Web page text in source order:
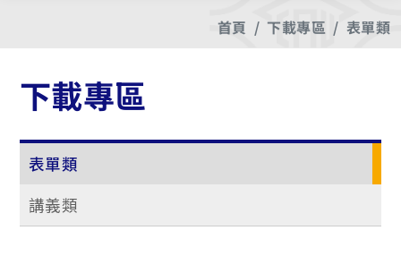
首頁 下載專區 表單類
下載專區
表單類
講義類